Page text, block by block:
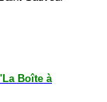
Boîte à